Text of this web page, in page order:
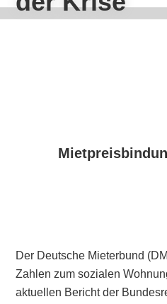
Der Deutsche Mieterbund
Zahlen zum sozialen
aktuellen Bericht der